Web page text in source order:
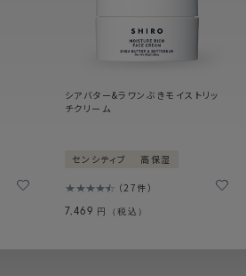
シアバター&ラワンぶきモイストリッ
チクリーム
センシティブ 高保湿
27件
7,469 円（税込）